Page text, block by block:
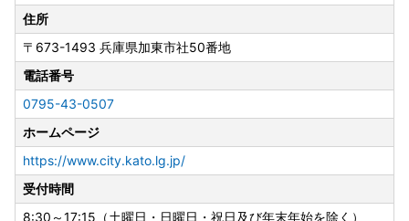
住所
〒673-1493 兵庫県加東市社50番地
電話番号
0795-43-0507
ホームページ
https://www.city.kato.lg.jp/
受付時間
8:30～17:15（土曜日・日曜日・祝日及び年末年始を除く）